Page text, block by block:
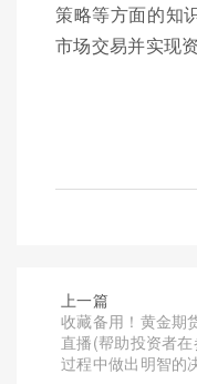
策略等方面的知
市场交易并实现
上一篇
收藏备用！黄金期
直播(帮助投资者
过程中做出明智的